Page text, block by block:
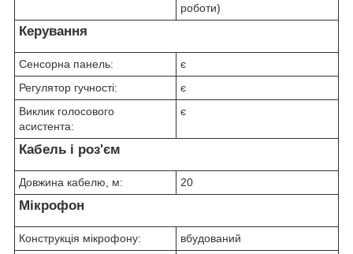
роботи)
Керування
Сенсорна панель:
є
Регулятор гучності:
є
Виклик голосового
асистента:
є
Кабель і роз'єм
Довжина кабелю, м: 20
Мікрофон
Конструкція мікрофону:
вбудований